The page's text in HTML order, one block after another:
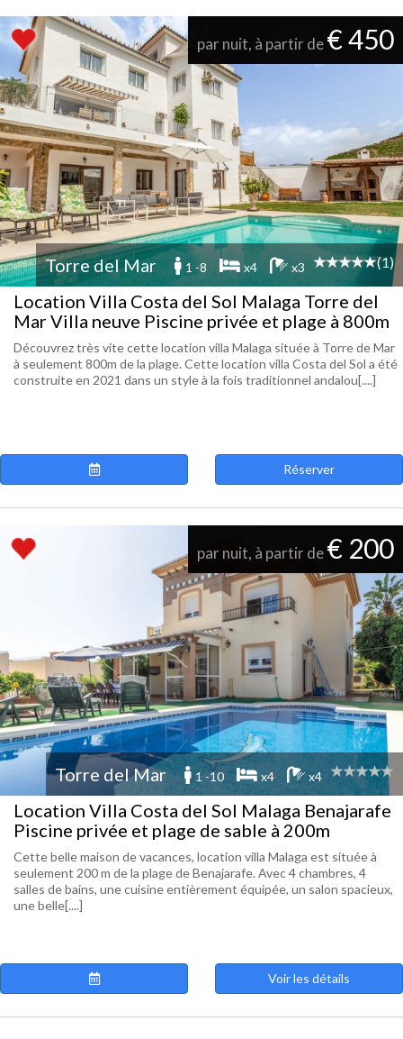
par nuit, à partir de€ 450
Torre del Mar 1 -8 x4 x3 (1)
Location Villa Costa del Sol Malaga Torre del
Mar Villa neuve Piscine privée et plage à 800m
Découvrez très vite cette location villa Malaga située à Torre de Mar
à seulement 800m de la plage. Cette location villa Costa del Sol a été
construite en 2021 dans un style à la fois traditionnel andalou[....]
Réserver
par nuit, à partir de€ 200
Torre del Mar 1 -10 x4 x4
Location Villa Costa del Sol Malaga Benajarafe
Piscine privée et plage de sable à 200m
Cette belle maison de vacances, location villa Malaga est située à
seulement 200 m de la plage de Benajarafe. Avec 4 chambres, 4
salles de bains, une cuisine entièrement équipée, un salon spacieux,
une belle[....]
Voir les détails